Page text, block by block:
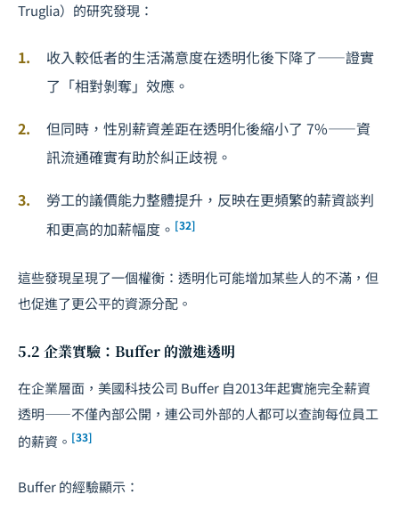
Truglia）的研究發現：
收入較低者的生活滿意度在透明化後下降了——證實
了「相對剝奪」效應。
但同時，性別薪資差距在透明化後縮小了 7%——資
訊流通確實有助於糾正歧視。
勞工的議價能力整體提升，反映在更頻繁的薪資談判
和更高的加薪幅度。 [32]
這些發現呈現了一個權衡：透明化可能增加某些人的不滿，但
也促進了更公平的資源分配。
5.2 企業實驗：Buffer 的激進透明
在企業層面，美國科技公司 Buffer 自2013年起實施完全薪資
透明——不僅內部公開，連公司外部的人都可以查詢每位員工
的薪資。 [33]
Buffer 的經驗顯示：